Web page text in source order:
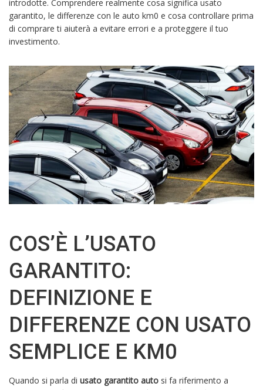
introdotte. Comprendere realmente cosa significa usato
garantito, le differenze con le auto km0 e cosa controllare prima
di comprare ti aiuterà a evitare errori e a proteggere il tuo
investimento.
COS’È L’USATO
GARANTITO:
DEFINIZIONE E
DIFFERENZE CON USATO
SEMPLICE E KM0
Quando si parla di usato garantito auto si fa riferimento a